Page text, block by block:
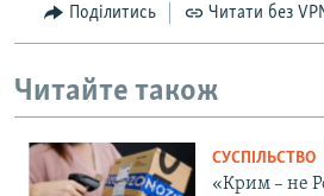
Поділитись Читати без
Читайте також
СУСПІЛЬСТВО
«Крим – не